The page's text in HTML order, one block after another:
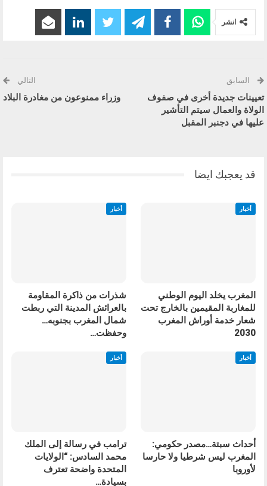
انشر
السابق
تعيينات جديدة أخرى في صفوف
الولاة والعمال سيتم التأشير
عليها في دجنبر المقبل
التالي
وزراء ممنوعون من مغادرة البلاد
قد يعجبك ايضا
أخبار
المغرب يخلد اليوم الوطني
للمغاربة المقيمين بالخارج تحت
شعار خدمة أوراش المغرب
2030
أخبار
شذرات من ذاكرة المقاومة
بالعرائش المدينة التي ربطت
شمال المغرب بجنوبه…
وحفظت…
أخبار
أحداث سبتة…مصدر حكومي:
المغرب ليس شرطيا ولا حارسا
لأوروبا
أخبار
ترامب في رسالة إلى الملك
محمد السادس: “الولايات
المتحدة واضحة تعترف
بسيادة…